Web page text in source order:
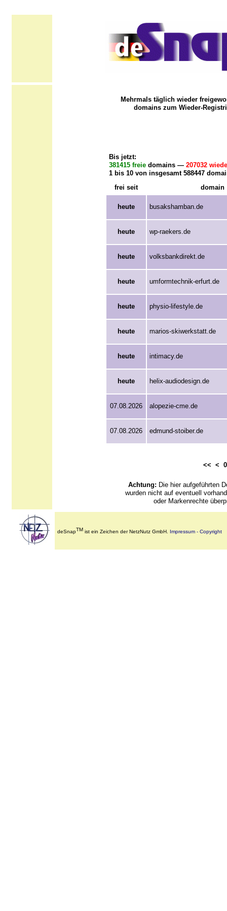
Mehrmals täglich wieder
domains zum Wieder-
Bis jetzt:
381415 freiedomains — 207032
1 bis 10 von insgesamt 588447
frei seit
domain
heute busakshamban.de
heute wp-raekers.de
heute volksbankdirekt.de
heute umformtechnik-erfurt.de
heute physio-lifestyle.de
heute marios-skiwerkstatt.de
heute intimacy.de
heute helix-audiodesign.de
07.08.2026 alopezie-cme.de
07.08.2026 edmund-stoiber.de
<< <
Achtung: Die hier aufgeführten
wurden nicht auf eventuell
oder Markenrechte
deSnapTM ist ein Zeichen der NetzNutz GmbH. Impressum - Copyright